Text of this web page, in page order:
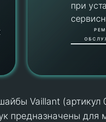
при
Vaillant (артикул
предназначены для